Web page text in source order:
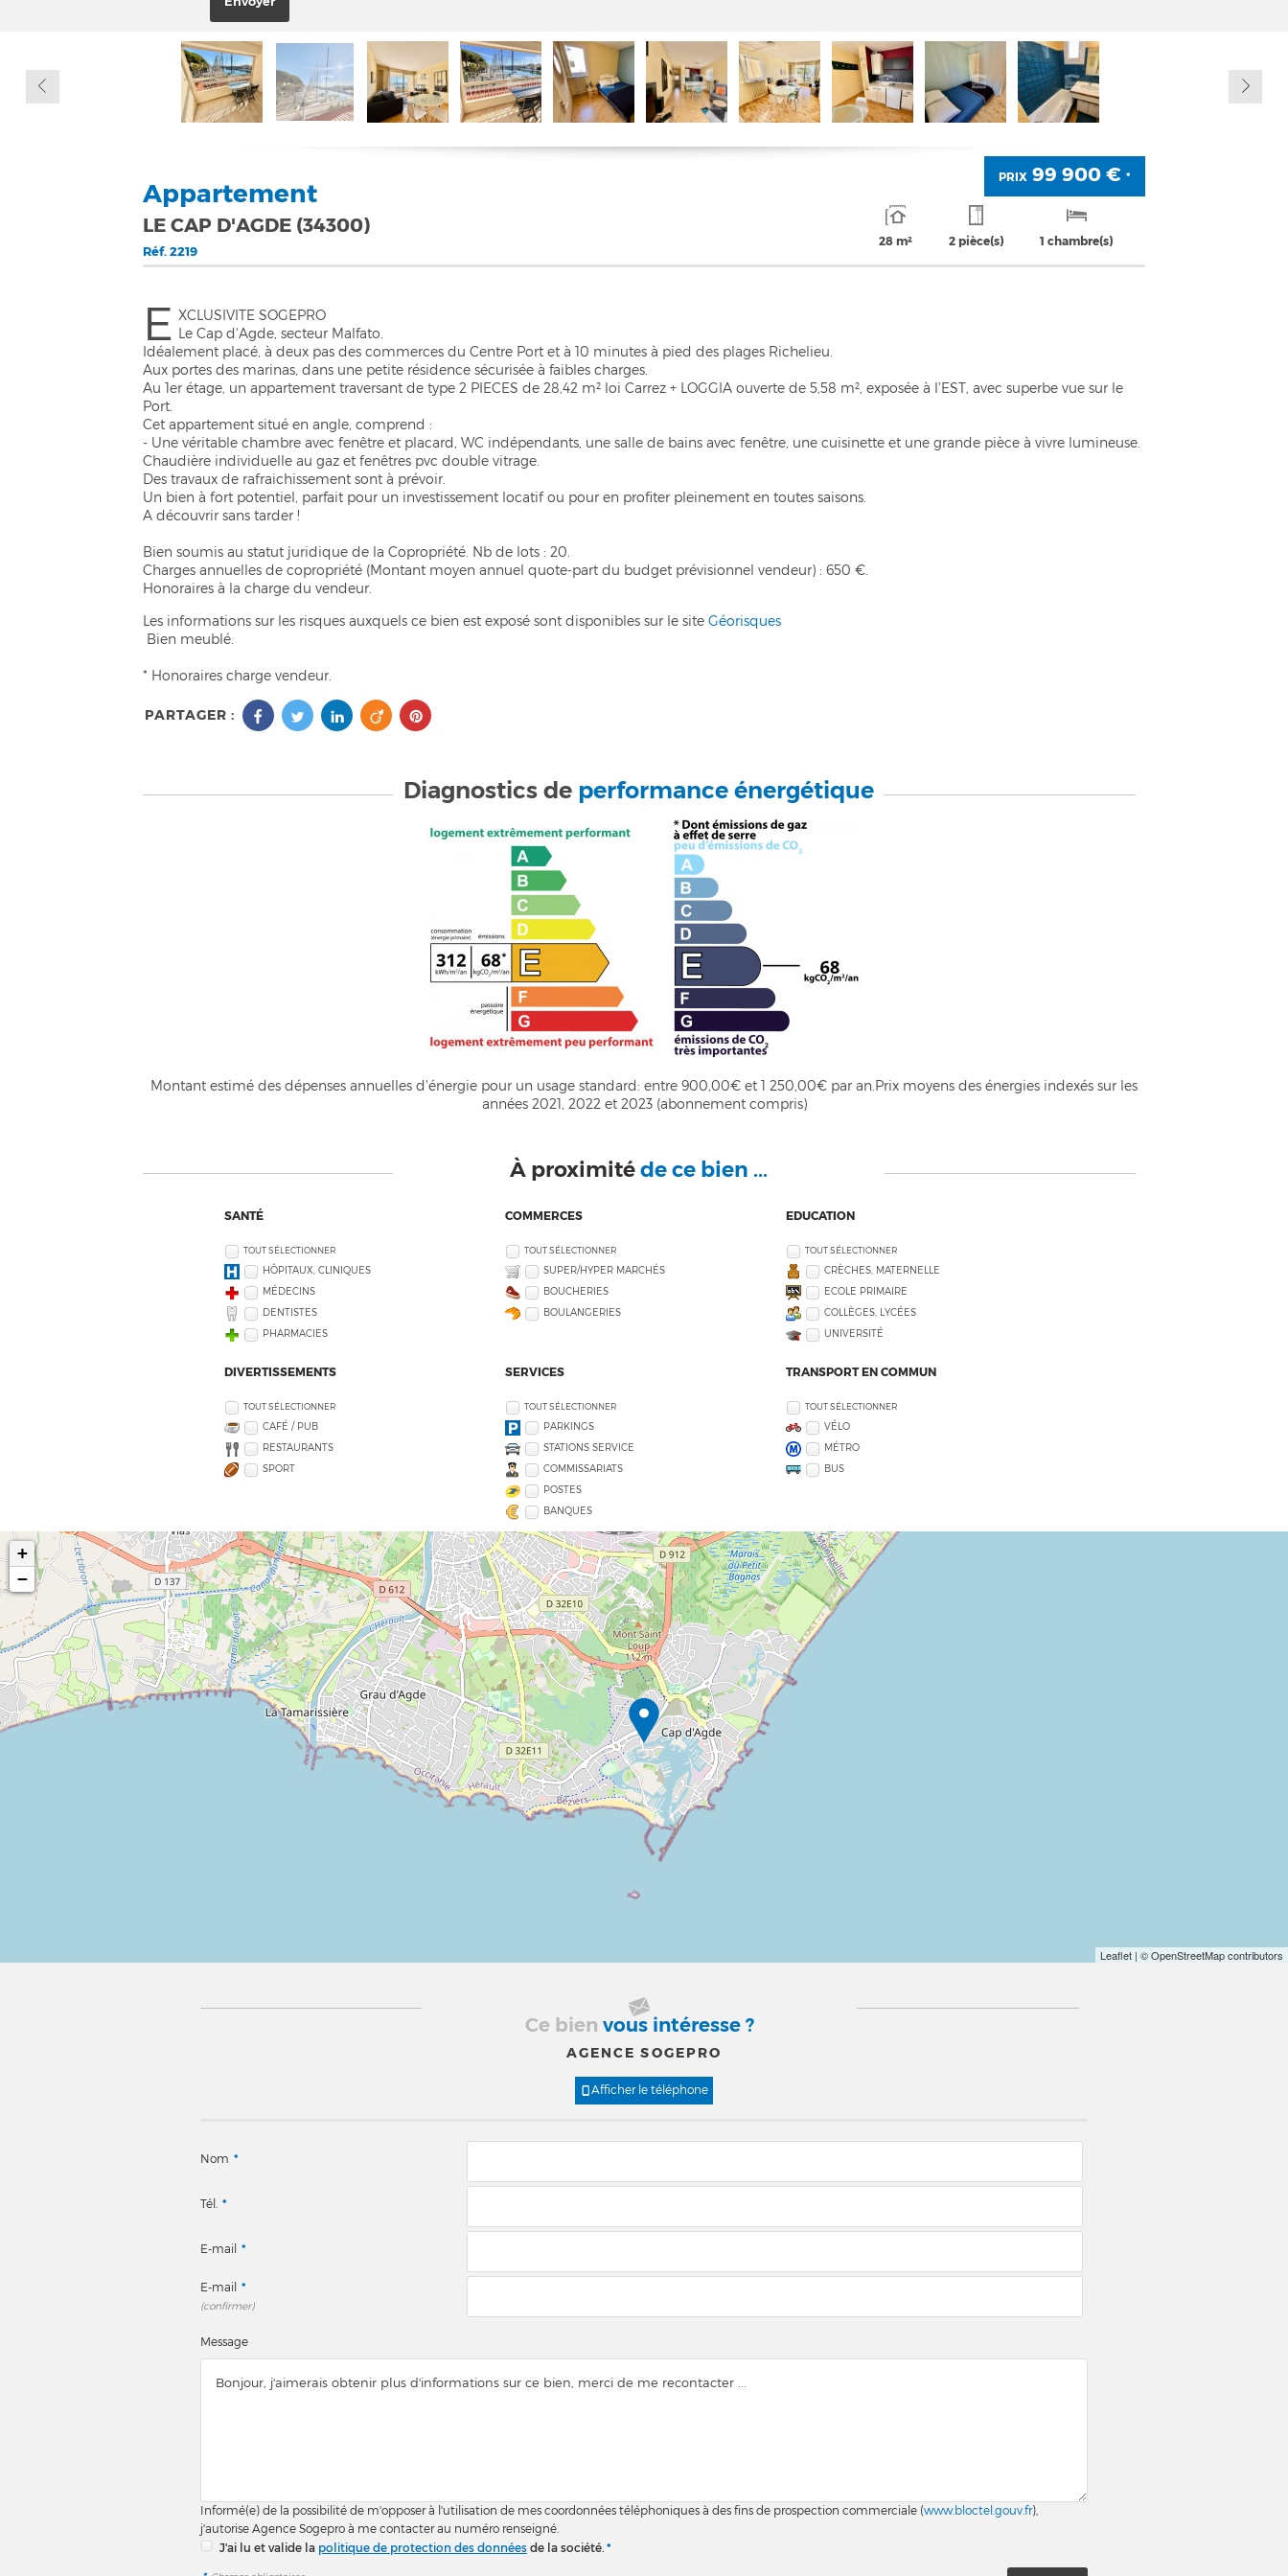
PRIX 99 900 €*
Appartement
LE CAP D'AGDE (34300)
Réf.2219
28 m² 2 pièce(s) 1 chambre(s)
E XCLUSIVITE SOGEPRO
Le Cap d'Agde, secteur Malfato.
Idéalement placé, à deux pas des commerces du Centre Port et à 10 minutes à pied des plages Richelieu.
Aux portes des marinas, dans une petite résidence sécurisée à faibles charges.
Au 1er étage, un appartement traversant de type 2 PIECES de 28,42 m² loi Carrez + LOGGIA ouverte de 5,58 m², exposée à l'EST, avec superbe vue sur le
Port.
Cet appartement situé en angle, comprend :
- Une véritable chambre avec fenêtre et placard, WC indépendants, une salle de bains avec fenêtre, une cuisinette et une grande pièce à vivre lumineuse.
Chaudière individuelle au gaz et fenêtres pvc double vitrage.
Des travaux de rafraichissement sont à prévoir.
Un bien à fort potentiel, parfait pour un investissement locatif ou pour en profiter pleinement en toutes saisons.
A découvrir sans tarder !
Bien soumis au statut juridique de la Copropriété. Nb de lots : 20.
Charges annuelles de copropriété (Montant moyen annuel quote-part du budget prévisionnel vendeur) : 650 €.
Honoraires à la charge du vendeur.
Les informations sur les risques auxquels ce bien est exposé sont disponibles sur le site Géorisques
Bien meublé.
* Honoraires charge vendeur.
PARTAGER :
Diagnostics de performance énergétique
Montant estimé des dépenses annuelles d'énergie pour un usage standard: entre 900,00€ et 1 250,00€ par an.Prix moyens des énergies indexés sur les
années 2021, 2022 et 2023 (abonnement compris)
À proximitéde ce bien ...
SANTÉ
TOUT SÉLECTIONNER
HÔPITAUX, CLINIQUES
MÉDECINS
DENTISTES
PHARMACIES
COMMERCES
TOUT SÉLECTIONNER
SUPER/HYPER MARCHÉS
BOUCHERIES
BOULANGERIES
EDUCATION
TOUT SÉLECTIONNER
CRÈCHES, MATERNELLE
ECOLE PRIMAIRE
COLLÈGES, LYCÉES
UNIVERSITÉ
DIVERTISSEMENTS
TOUT SÉLECTIONNER
CAFÉ / PUB
RESTAURANTS
SPORT
SERVICES
TOUT SÉLECTIONNER
PARKINGS
STATIONS SERVICE
COMMISSARIATS
POSTES
BANQUES
TRANSPORT EN COMMUN
TOUT SÉLECTIONNER
VÉLO
MÉTRO
BUS
+
−
Leaflet | © OpenStreetMap contributors
Ce bien vous intéresse ?
AGENCE SOGEPRO
Afficher le téléphone
Nom *
Tél. *
E-mail *
E-mail *
(confirmer)
Message
Informé(e) de la possibilité de m'opposer à l'utilisation de mes coordonnées téléphoniques à des fins de prospection commerciale (www.bloctel.gouv.fr),
j'autorise Agence Sogepro à me contacter au numéro renseigné.
J'ai lu et valide la politique de protection des données de la société. *